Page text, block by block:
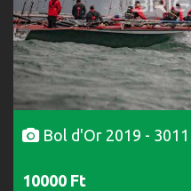
Bol d'Or 2019 - 3011
10000 Ft